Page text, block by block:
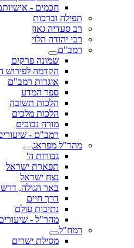
חכמים -
תפילה וברכות
רב סעדיה גאון
רבי יהודה הלוי
רמב"ם
שמונה פרקים
הקדמה לפירוש
איגרות רמב"ם
ספר המדע
הלכות תשובה
הלכות מלכים
מורה נבוכים
רמב"ם -
מהר"ל מפראג
גבורות ה'
תפארת ישראל
נצח ישראל
באר הגולה,
דרך חיים
נתיבות עולם
מהר"ל -
רמח"ל
מסילת ישרים